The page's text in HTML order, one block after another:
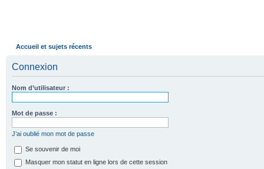
Accueil et sujets récents
Connexion
Nom d’utilisateur :
Mot de passe :
J’ai oublié mon mot de passe
Se souvenir de moi
Masquer mon statut en ligne lors de cette session